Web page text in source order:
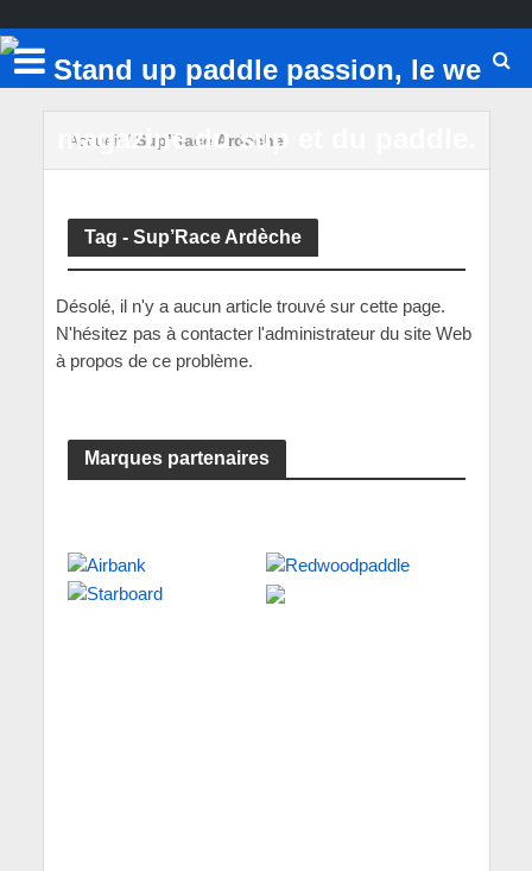
Accueil/ Sup’Race Ardèche
Tag - Sup’Race Ardèche
Désolé, il n'y a aucun article trouvé sur cette page.
N'hésitez pas à contacter l'administrateur du site Web
à propos de ce problème.
Marques partenaires